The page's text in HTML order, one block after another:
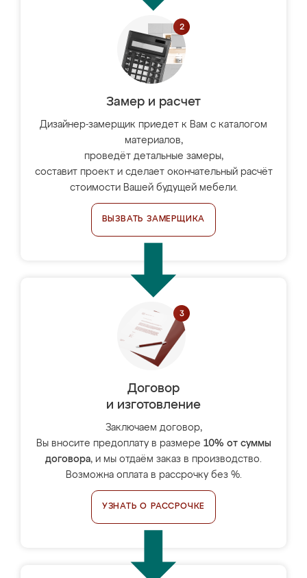
Замер и расчет
Дизайнер-замерщик приедет к Вам с каталогом
материалов,
проведёт детальные замеры,
составит проект и сделает окончательный расчёт
стоимости Вашей будущей мебели.
ВЫЗВАТЬ ЗАМЕРЩИКА
Договор
и изготовление
Заключаем договор,
Вы вносите предоплату в размере 10% от суммы
договора, и мы отдаём заказ в производство.
Возможна оплата в рассрочку без %.
УЗНАТЬ О РАССРОЧКЕ